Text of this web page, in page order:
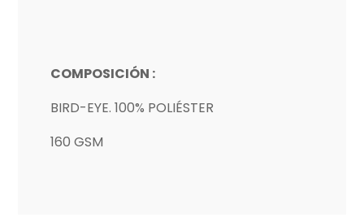
COMPOSICIÓN :
BIRD-EYE. 100% POLIÉSTER
160 GSM